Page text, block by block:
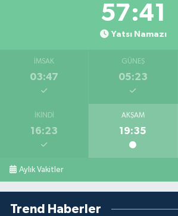
57:40
Yatsı Namazı
İMSAK
03:47
GÜNEŞ
05:23
İKINDI
16:23
AKŞAM
19:35
Aylık Vakitler
Trend Haberler